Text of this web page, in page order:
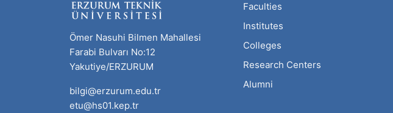
Ömer Nasuhi Bilmen Mahallesi
Farabi Bulvarı No:12
Yakutiye/ERZURUM
bilgi@erzurum.edu.tr
etu@hs01.kep.tr
Faculties
Institutes
Colleges
Research Centers
Alumni